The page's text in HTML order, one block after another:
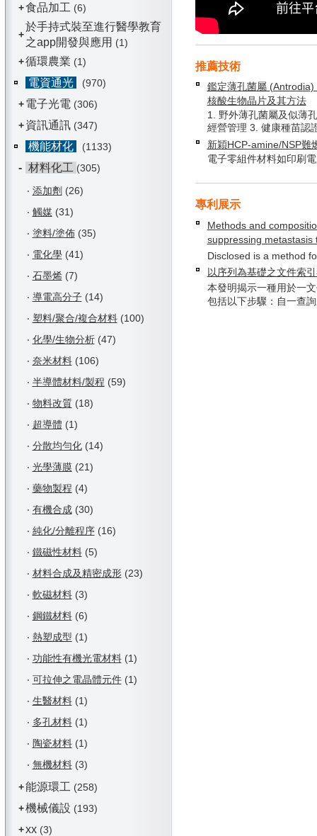
+食品加工 (6)
+
於手持式裝至進行醫學教育
之app開發與應用 (1)
+循環農業 (1)
電資通光
(970)
+ 電子光電 (306)
+ 資訊通訊(347)
機能材化 (1133)
- 材料化工 (305)
‧ 添加劑 (26)
‧ 觸媒(31)
‧ 塗料/塗佈(35)
‧ 電化學(41)
‧ 石墨烯(7)
‧ 導電高分子(14)
‧ 塑料/聚合/複合材料(100)
‧ 化學/生物分析(47)
‧ 奈米材料(106)
‧ 半導體材料/製程 (59)
‧ 物料改質(18)
‧ 超導體 (1)
‧ 分散均勻化(14)
‧ 光學薄膜(21)
‧ 藥物製程 (4)
‧ 有機合成(30)
‧ 純化/分離程序(16)
‧ 鐵磁性材料(5)
‧ 材料合成及精密成形(23)
‧ 軟磁材料(3)
‧ 鋼鐵材料(6)
‧ 熱塑成型 (1)
‧ 功能性有機光電材料(1)
‧ 可拉伸之電晶體元件(1)
‧ 生醫材料(1)
‧ 多孔材料(1)
‧ 陶瓷材料(1)
‧ 無機材料(3)
+能源環工 (258)
+機械儀設 (193)
+xx(3)
推薦技術
鑑定薄孔菌屬
核酸生物晶片及其方法
1. 野外薄孔菌屬及似薄
經營管理 3. 健康種苗認
新穎HCP-amine/NSP難
電子零組件材料如印刷
專利展示
Methods and
suppressing metastasis
Disclosed is a method
以序列為基礎之文件索
本發明揭示一種用於一
包括以下步驟：自一查